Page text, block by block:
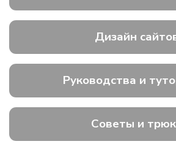
Дизайн
Руководства и
Советы и